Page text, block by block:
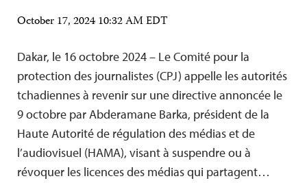
October 17, 2024 10:32 AM EDT
Dakar, le 16 octobre 2024 – Le Comité pour la
protection des journalistes (CPJ) appelle les autorités
tchadiennes à revenir sur une directive annoncée le
9 octobre par Abderamane Barka, président de la
Haute Autorité de régulation des médias et de
l’audiovisuel (HAMA), visant à suspendre ou à
révoquer les licences des médias qui partagent…